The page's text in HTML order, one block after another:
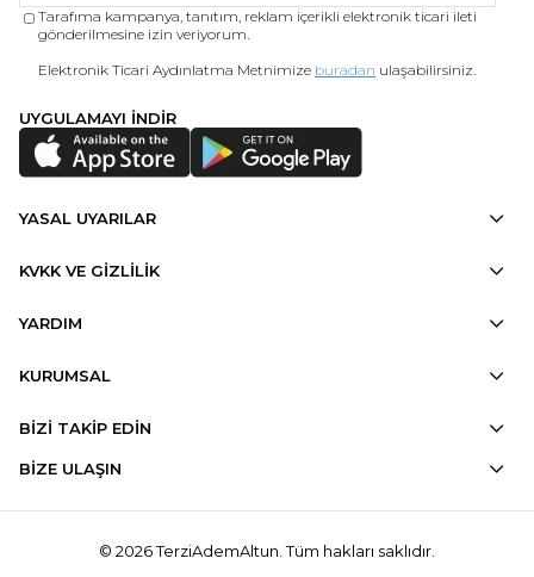
Tarafıma kampanya, tanıtım, reklam içerikli elektronik ticari ileti
gönderilmesine izin veriyorum.
Elektronik Ticari Aydınlatma Metnimize buradan ulaşabilirsiniz.
UYGULAMAYI İNDİR
YASAL UYARILAR
KVKK VE GİZLİLİK
YARDIM
KURUMSAL
BİZİ TAKİP EDİN
BİZE ULAŞIN
© 2026 TerziAdemAltun. Tüm hakları saklıdır.